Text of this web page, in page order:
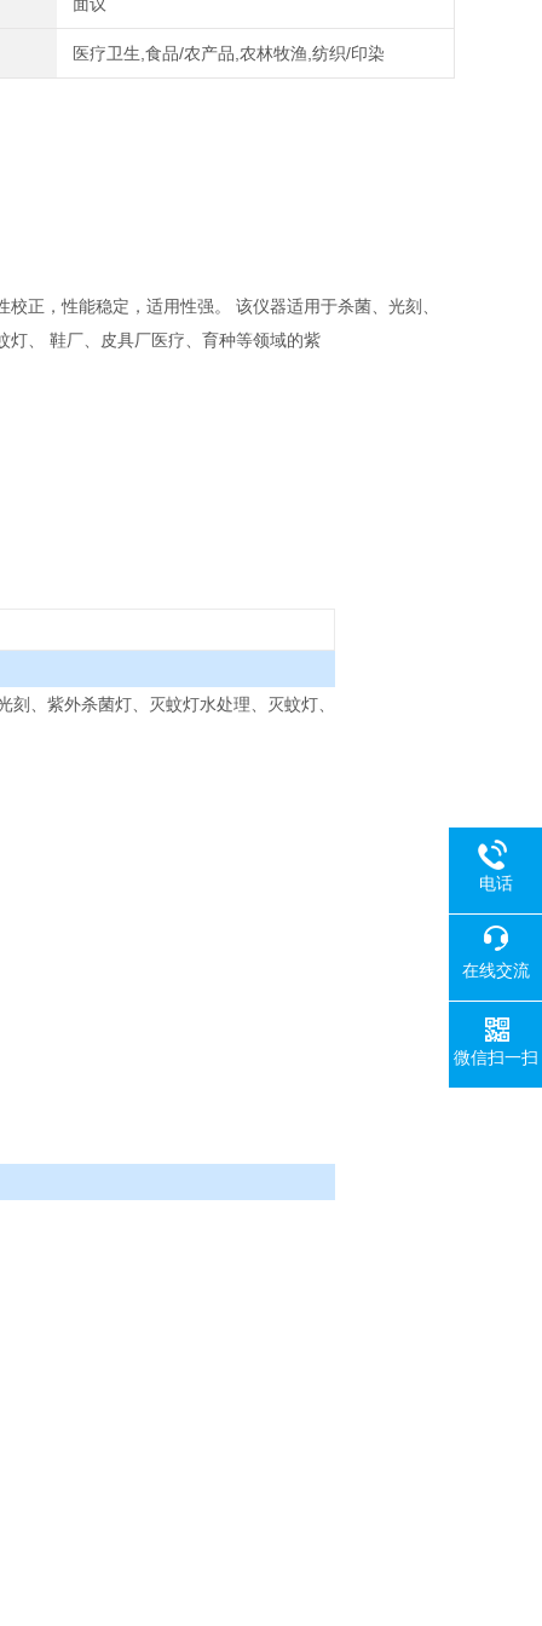
医疗卫生,食品/农产品,农林牧渔,纺织/印染
正，性能稳定，适用性强。 该仪器适用于杀菌、光刻、
灯、 鞋厂、皮具厂医疗、育种等领域的紫
、紫外杀菌灯、灭蚊灯水处理、灭蚊灯、
电话
在线交流
微信扫一扫